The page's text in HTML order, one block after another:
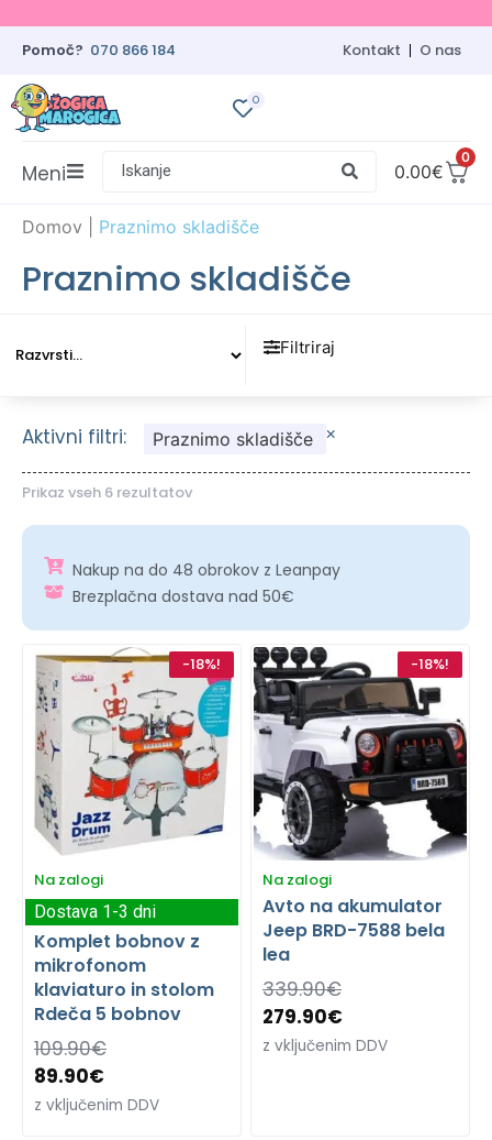
Pomoč? 070 866 184 Kontakt O nas
0
0
0.00€
Iskanje
Meni
Domov Praznimo skladišče
Praznimo skladišče
Filtriraj
Prikaz vseh 6 rezultatov
Aktivni filtri: Praznimo skladišče ×
Nakup na do 48 obrokov z Leanpay
Brezplačna dostava nad 50€
-18%!
Na zalogi
Komplet bobnov z
mikrofonom
klaviaturo in stolom
Rdeča 5 bobnov
109.90€
89.90€
z vključenim DDV
Dostava 1-3 dni
-18%!
Na zalogi
Avto na akumulator
Jeep BRD-7588 bela
lea
339.90€
279.90€
z vključenim DDV